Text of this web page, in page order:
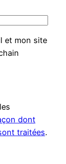
et mon site
dont
traitées.